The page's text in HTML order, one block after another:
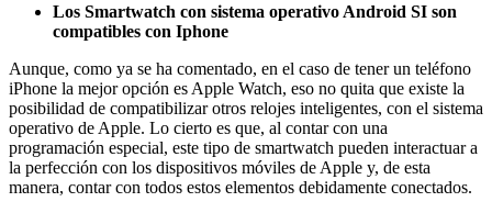
Los Smartwatch con sistema operativo Android SI son
compatibles con Iphone
Aunque, como ya se ha comentado, en el caso de tener un teléfono
iPhone la mejor opción es Apple Watch, eso no quita que existe la
posibilidad de compatibilizar otros relojes inteligentes, con el sistema
operativo de Apple. Lo cierto es que, al contar con una
programación especial, este tipo de smartwatch pueden interactuar a
la perfección con los dispositivos móviles de Apple y, de esta
manera, contar con todos estos elementos debidamente conectados.